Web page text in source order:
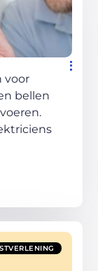
voor
bellen